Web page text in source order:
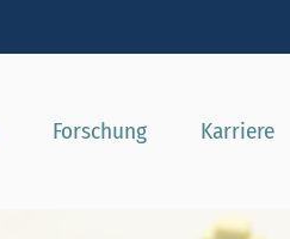
Forschung Karriere